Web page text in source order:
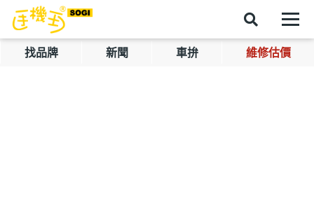
找品牌 新聞 車拚 維修估價